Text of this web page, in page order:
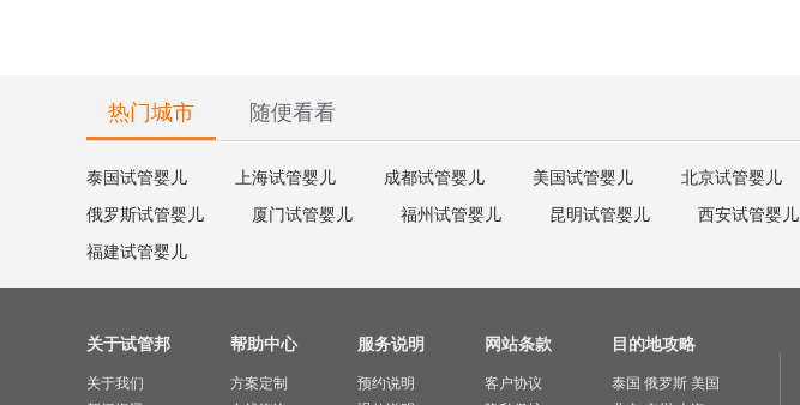
热门城市 随便看看
泰国试管婴儿 上海试管婴儿 成都试管婴儿 美国试管婴儿 北京试管婴儿
俄罗斯试管婴儿
厦门试管婴儿 福州试管婴儿 昆明试管婴儿 西安试管婴儿
福建试管婴儿
关于试管邦
关于我们
帮助中心
方案定制
服务说明
预约说明
网站条款
客户协议
目的地攻略
泰国 俄罗斯 美国